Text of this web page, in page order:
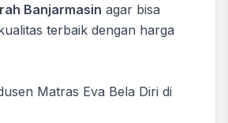
Banjarmasin agar bisa
terbaik dengan harga
Matras Eva Bela Diri di